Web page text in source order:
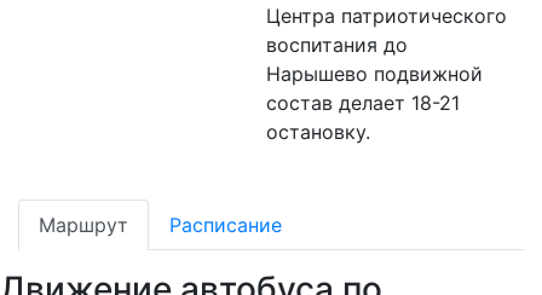
Центра патриотического
воспитания до
Нарышево подвижной
состав делает 18-21
остановку.
Маршрут Расписание